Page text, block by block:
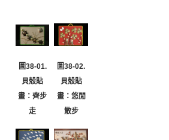
圖38-01.
貝殼貼
畫：齊步
走
圖38-02.
貝殼貼
畫：悠閒
散步